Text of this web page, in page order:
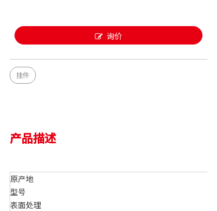
询价
挂件
产品描述
原产地
型号
表面处理